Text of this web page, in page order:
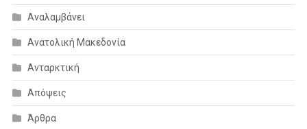
Αναλαμβάνει
Ανατολική Μακεδονία
Ανταρκτική
Απόψεις
Άρθρα